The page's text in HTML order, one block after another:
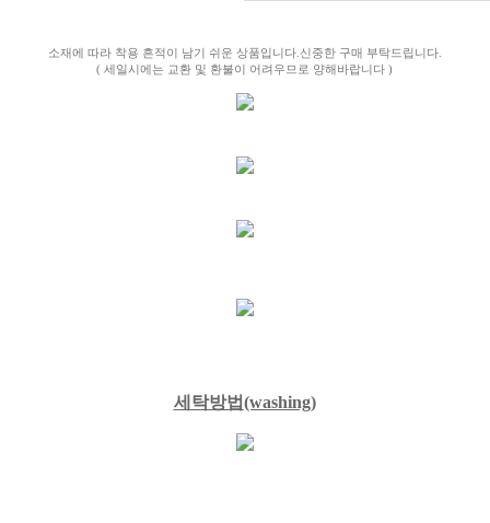
소재에 따라 착용 흔적이 남기 쉬운 상품입니다.신중한 구매 부탁드립니다.
( 세일시에는 교환 및 환불이 어려우므로 양해바랍니다 )
세탁방법(washing)